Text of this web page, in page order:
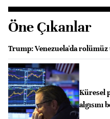
Öne Çıkanlar
Trump: Venezuela'da
Küresel
algısını